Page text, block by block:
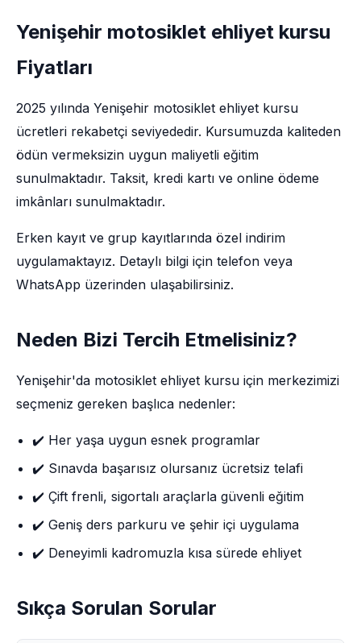
Yenişehir motosiklet ehliyet kursu
Fiyatları
2025 yılında Yenişehir motosiklet ehliyet kursu
ücretleri rekabetçi seviyededir. Kursumuzda kaliteden
ödün vermeksizin uygun maliyetli eğitim
sunulmaktadır. Taksit, kredi kartı ve online ödeme
imkânları sunulmaktadır.
Erken kayıt ve grup kayıtlarında özel indirim
uygulamaktayız. Detaylı bilgi için telefon veya
WhatsApp üzerinden ulaşabilirsiniz.
Neden Bizi Tercih Etmelisiniz?
Yenişehir'da motosiklet ehliyet kursu için merkezimizi
seçmeniz gereken başlıca nedenler:
✔️ Her yaşa uygun esnek programlar
✔️ Sınavda başarısız olursanız ücretsiz telafi
✔️ Çift frenli, sigortalı araçlarla güvenli eğitim
✔️ Geniş ders parkuru ve şehir içi uygulama
✔️ Deneyimli kadromuzla kısa sürede ehliyet
Sıkça Sorulan Sorular